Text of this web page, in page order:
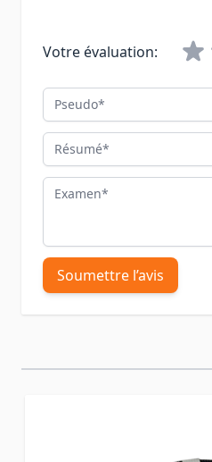
Votre évaluation:
Pseudo
Résumé
Examen
Soumettre l’avis